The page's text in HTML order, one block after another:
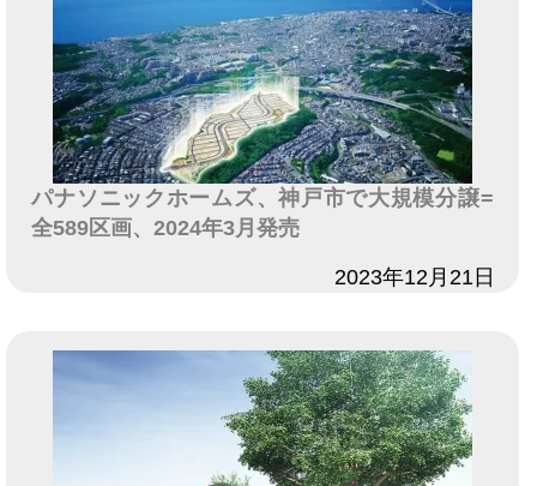
パナソニックホームズ、神戸市で大規模分譲=
全589区画、2024年3月発売
2023年12月21日